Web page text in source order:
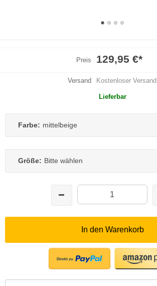
Preis 129,95 €*
Versand Kostenloser Versand
Lieferbar
Farbe: mittelbeige
Größe: Bitte wählen
In den Warenkorb